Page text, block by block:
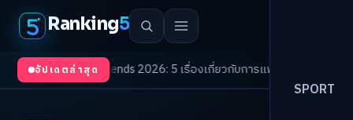
Ranking5
SPORT
อัปเดตล่าสุด
Trends 2026: 5 เรื่องเกี่ยวกับการแพทย์ที่ควรรู้/ดอกเบี้ยขาขึ้นรอบใ